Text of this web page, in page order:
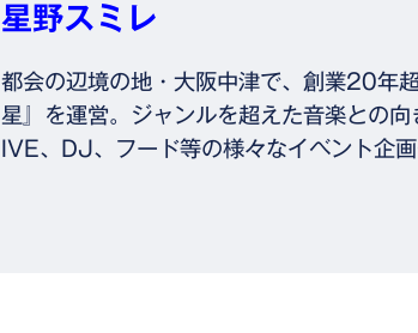
星野スミレ
都会の辺境の地・大阪中津で、創業20年
星』を運営。ジャンルを超えた音楽との
IVE、DJ、フード等の様々なイベント企